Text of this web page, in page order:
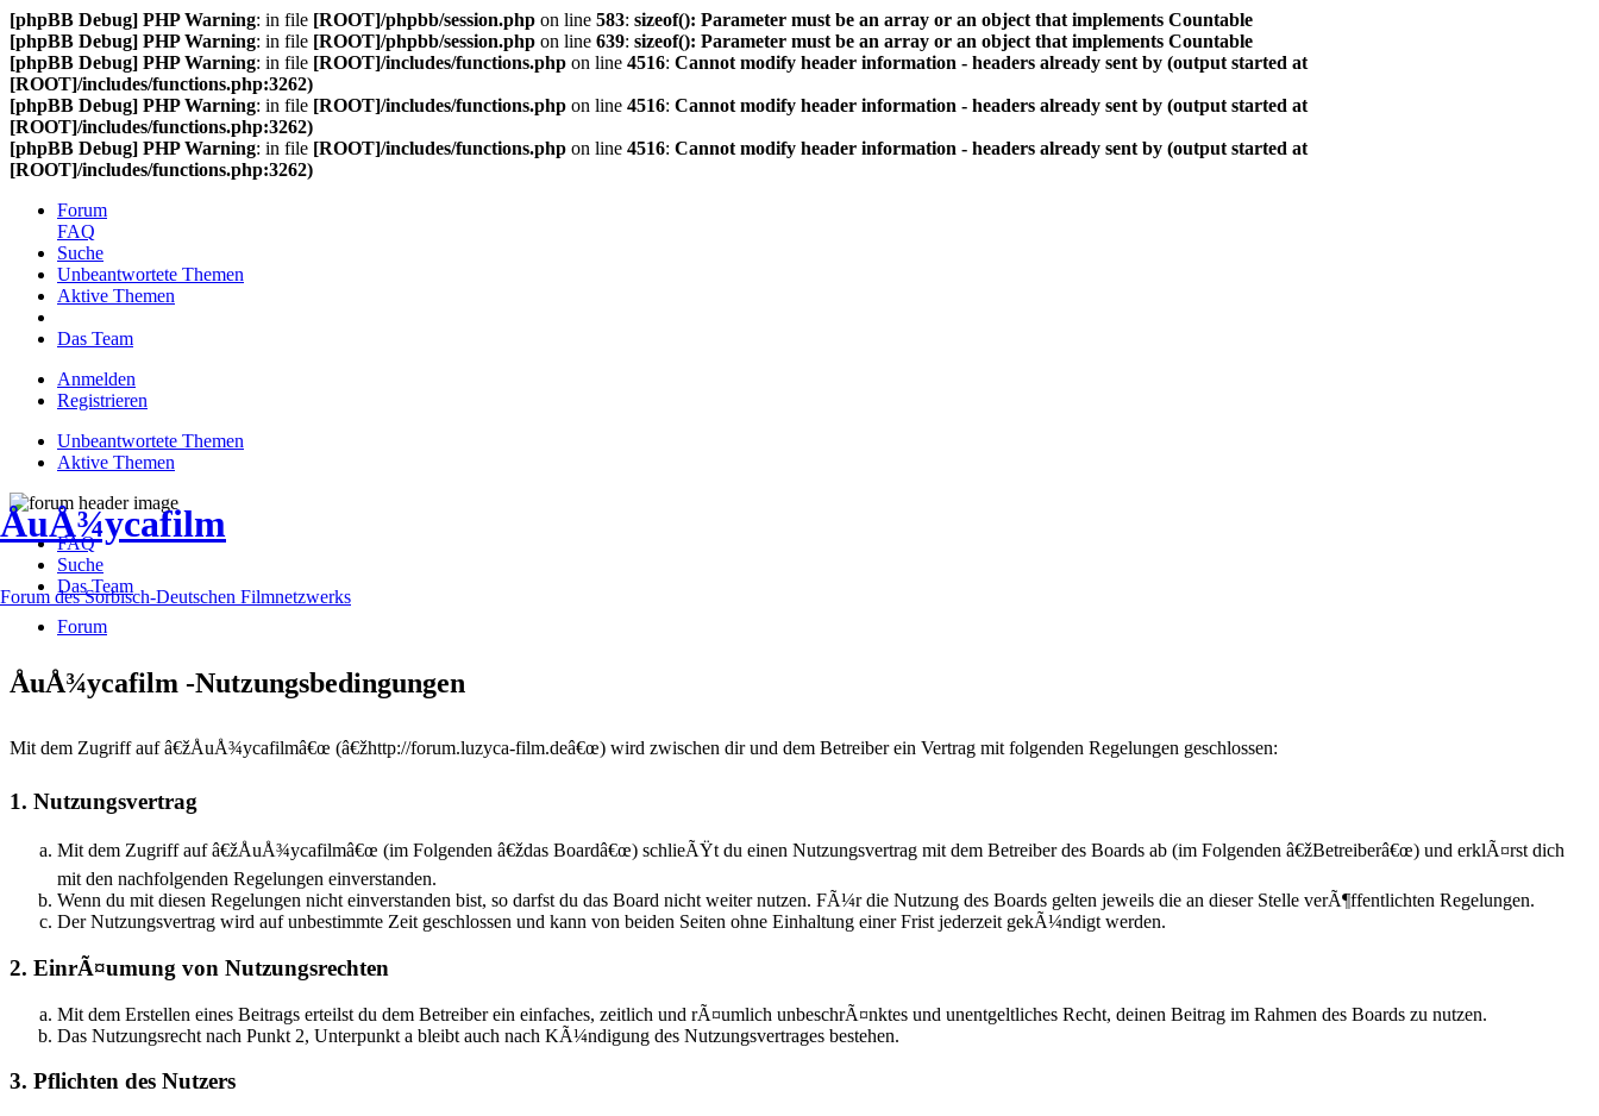
[phpBB Debug] PHP Warning: in file [ROOT]/phpbb/session.php on line 583: sizeof(): Parameter must be an array or an object that implements Countable
[phpBB Debug] PHP Warning: in file [ROOT]/phpbb/session.php on line 639: sizeof(): Parameter must be an array or an object that implements Countable
[phpBB Debug] PHP Warning: in file [ROOT]/includes/functions.php on line 4516: Cannot modify header information - headers already sent by (output started at
[ROOT]/includes/functions.php:3262)
[phpBB Debug] PHP Warning: in file [ROOT]/includes/functions.php on line 4516: Cannot modify header information - headers already sent by (output started at
[ROOT]/includes/functions.php:3262)
[phpBB Debug] PHP Warning: in file [ROOT]/includes/functions.php on line 4516: Cannot modify header information - headers already sent by (output started at
[ROOT]/includes/functions.php:3262)
Forum
FAQ
Suche
Unbeantwortete Themen
Aktive Themen
Das Team
Anmelden
Registrieren
Unbeantwortete Themen
Aktive Themen
ÅuÅ¾ycafilm
Forum des Sorbisch-Deutschen Filmnetzwerks
FAQ
Suche
Das Team
Forum
ÅuÅ¾ycafilm -Nutzungsbedingungen
Mit dem Zugriff auf â€žÅuÅ¾ycafilmâ€œ (â€žhttp://forum.luzyca-film.deâ€œ) wird zwischen dir und dem Betreiber ein Vertrag mit folgenden Regelungen geschlossen:
1. Nutzungsvertrag
Mit dem Zugriff auf â€žÅuÅ¾ycafilmâ€œ (im Folgenden â€ždas Boardâ€œ) schlieÃŸt du einen Nutzungsvertrag mit dem Betreiber des Boards ab (im Folgenden â€žBetreiberâ€œ) und erklÃ¤rst dich
mit den nachfolgenden Regelungen einverstanden.
Wenn du mit diesen Regelungen nicht einverstanden bist, so darfst du das Board nicht weiter nutzen. FÃ¼r die Nutzung des Boards gelten jeweils die an dieser Stelle verÃ¶ffentlichten Regelungen.
Der Nutzungsvertrag wird auf unbestimmte Zeit geschlossen und kann von beiden Seiten ohne Einhaltung einer Frist jederzeit gekÃ¼ndigt werden.
2. EinrÃ¤umung von Nutzungsrechten
Mit dem Erstellen eines Beitrags erteilst du dem Betreiber ein einfaches, zeitlich und rÃ¤umlich unbeschrÃ¤nktes und unentgeltliches Recht, deinen Beitrag im Rahmen des Boards zu nutzen.
Das Nutzungsrecht nach Punkt 2, Unterpunkt a bleibt auch nach KÃ¼ndigung des Nutzungsvertrages bestehen.
3. Pflichten des Nutzers